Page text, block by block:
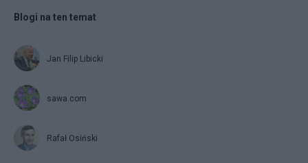
Blogi na ten temat
Jan Filip Libicki
sawa.com
Rafał Osiński